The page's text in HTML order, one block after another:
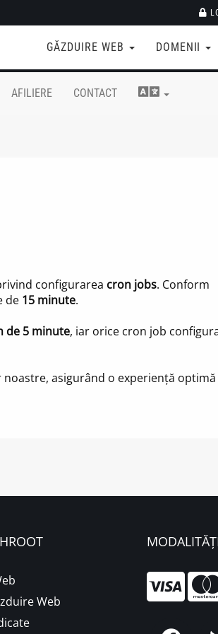
GĂZDUIRE WEB DOMENII
AFILIERE CONTACT
configurarea cron jobs. Conform
de 15 minute.
de 5 minute, iar orice cron job
asigurând o experiență
Web